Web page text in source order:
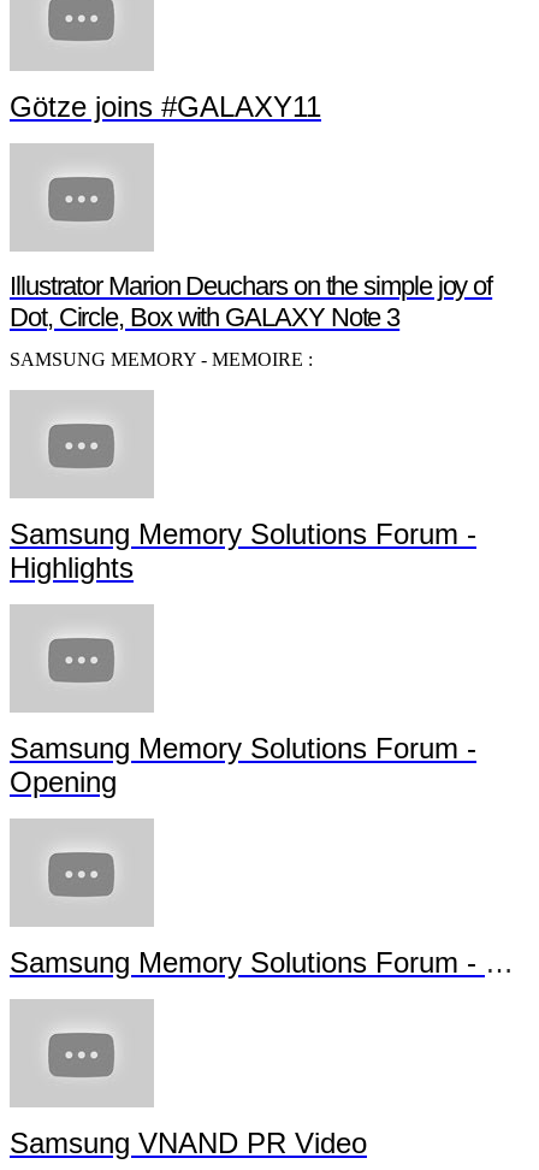
Götze joins #GALAXY11
Illustrator Marion Deuchars on the simple joy of
Dot, Circle, Box with GALAXY Note 3
SAMSUNG MEMORY - MEMOIRE :
Samsung Memory Solutions Forum -
Highlights
Samsung Memory Solutions Forum -
Opening
Samsung Memory Solutions Forum - Future Technology
Samsung VNAND PR Video